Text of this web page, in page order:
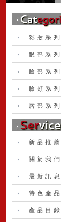
彩妝系列
眼部系列
臉部系列
臉頰系列
唇部系列
新品推薦
關於我們
最新訊息
特色產品
產品目錄